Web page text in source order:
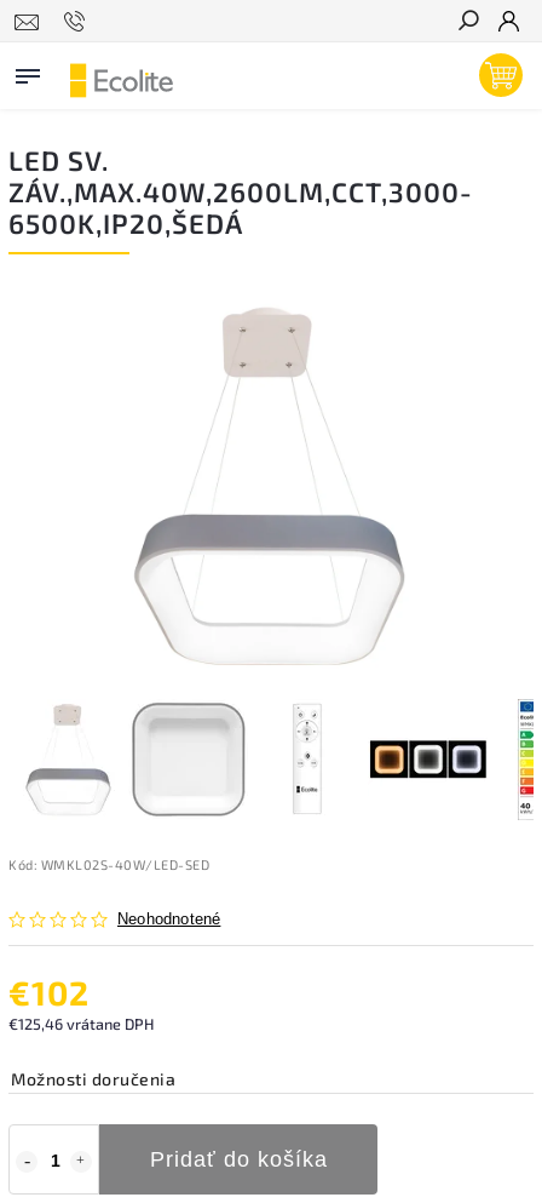
Hľadať
LED SV.
ZÁV.,MAX.40W,2600LM,CCT,3000-
6500K,IP20,ŠEDÁ
Kód: WMKL02S-40W/LED-SED
Neohodnotené
€102
€125,46 vrátane DPH
Možnosti doručenia
Pridať do košíka